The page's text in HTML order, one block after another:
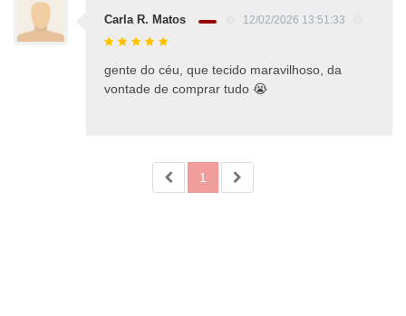
Carla R. Matos 12/02/2026 13:51:33
gente do céu, que tecido maravilhoso, da
vontade de comprar tudo 😭
1